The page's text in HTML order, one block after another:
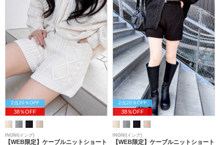
2点20％OFF
38％OFF
INGNI(イング)
【WEB限定】ケーブルニットショート
2点20％OFF
38％OFF
INGNI(イング)
【WEB限定】ケーブルニットショート